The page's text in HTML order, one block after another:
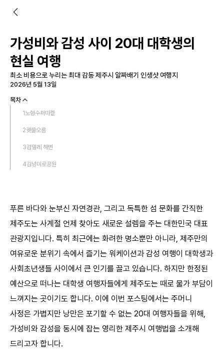
가성비와 감성 사이 20대 대학생의
현실 여행
최소 비용으로 누리는 최대 감동 제주시 알짜배기 인생샷 여행지
2026년 5월 13일
목차
1노형수퍼마켙
2궷물오름
3검멀레 해변
4김녕미로공원
9새빌
푸른 바다와 눈부신 자연경관, 그리고 독특한 섬 문화를 간직한
제주도는 사계절 언제 찾아도 새로운 설렘을 주는 대한민국 대표
관광지입니다. 특히 최근에는 화려한 명소뿐만 아니라, 제주만의
여유로운 분위기 속에서 즐기는 워케이션과 감성 여행이 대학생과
사회초년생들 사이에서 큰 인기를 끌고 있습니다. 하지만 한정된
예산으로 떠나는 대학생 여행자들에게 제주도는 때로 물가 부담이
느껴지는 곳이기도 합니다. 이에 이번 포스팅에서는 주머니
사정은 가볍지만 낭만은 포기할 수 없는 20대 여행자들을 위해,
가성비와 감성을 동시에 잡는 영리한 제주시 여행법을 소개해
드리고자 합니다.